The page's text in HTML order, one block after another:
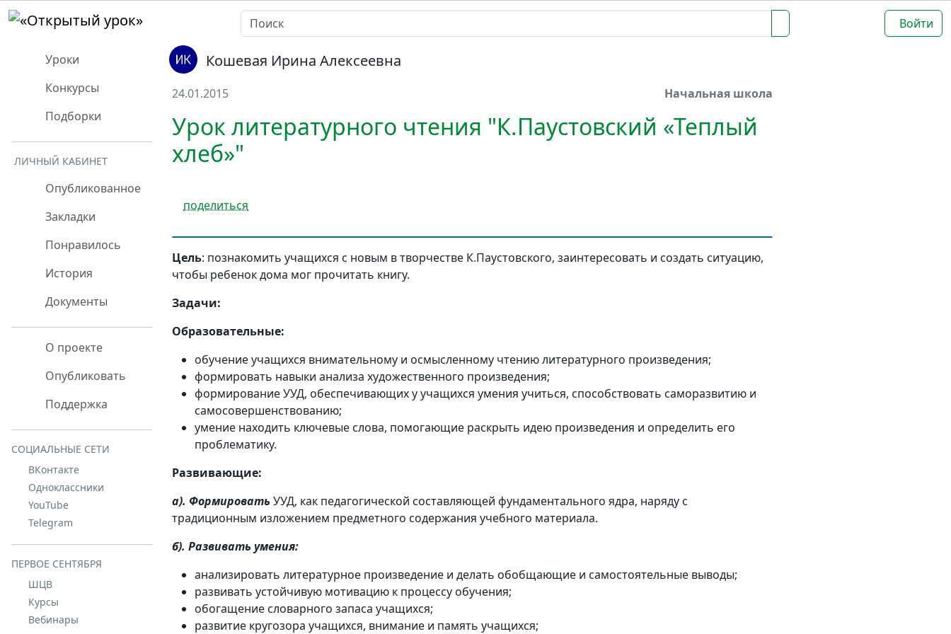
Войти
Уроки
Конкурсы
Подборки
ЛИЧНЫЙ КАБИНЕТ
Опубликованное
Закладки
Понравилось
История
Документы
О проекте
Опубликовать
Поддержка
СОЦИАЛЬНЫЕ СЕТИ
ВКонтакте
Одноклассники
YouTube
Telegram
ПЕРВОЕ СЕНТЯБРЯ
ШЦВ
Курсы
Вебинары
Кошевая Ирина Алексеевна
24.01.2015 Начальная школа
Урок литературного чтения "К.Паустовский «Теплый
хлеб»"
поделиться
Цель: познакомить учащихся с новым в творчестве К.Паустовского, заинтересовать и создать ситуацию,
чтобы ребенок дома мог прочитать книгу.
Задачи:
Образовательные:
обучение учащихся внимательному и осмысленному чтению литературного произведения;
формировать навыки анализа художественного произведения;
формирование УУД, обеспечивающих у учащихся умения учиться, способствовать саморазвитию и
самосовершенствованию;
умение находить ключевые слова, помогающие раскрыть идею произведения и определить его
проблематику.
Развивающие:
а). Формировать УУД, как педагогической составляющей фундаментального ядра, наряду с
традиционным изложением предметного содержания учебного материала.
б). Развивать умения:
анализировать литературное произведение и делать обобщающие и самостоятельные выводы;
развивать устойчивую мотивацию к процессу обучения;
обогащение словарного запаса учащихся;
развитие кругозора учащихся, внимание и память учащихся;